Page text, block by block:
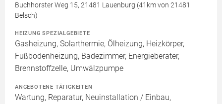
Buchhorster Weg 15, 21481 Lauenburg (41km von 21481
Belsch)
HEIZUNG SPEZIALGEBIETE
Gasheizung, Solarthermie, Ölheizung, Heizkörper,
Fußbodenheizung, Badezimmer, Energieberater,
Brennstoffzelle, Umwälzpumpe
ANGEBOTENE TÄTIGKEITEN
Wartung, Reparatur, Neuinstallation / Einbau,